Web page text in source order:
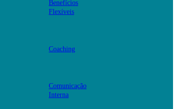
Benefícios
Flexíveis
Coaching
Comunicação
Interna